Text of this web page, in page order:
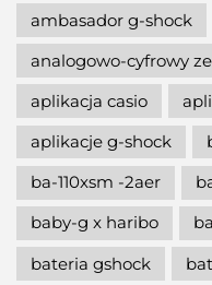
ambasador g-shock
analogowo-cyfrowy
aplikacja casio
aplikacje g-shock
ba-110xsm -2aer
baby-g x haribo
bateria gshock